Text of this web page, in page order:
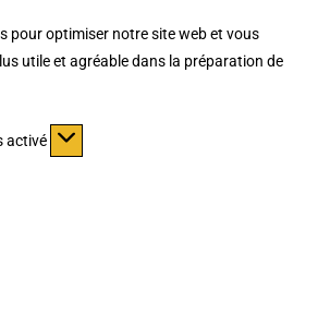
pour optimiser notre site web et vous
utile et agréable dans la préparation de
activé